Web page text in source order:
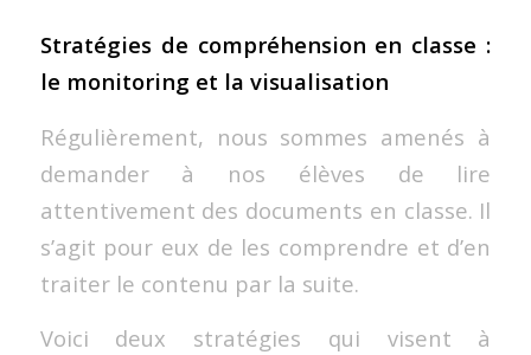
Stratégies de compréhension en classe :
le monitoring et la visualisation
Régulièrement, nous sommes amenés à
demander à nos élèves de lire
attentivement des documents en classe. Il
s’agit pour eux de les comprendre et d’en
traiter le contenu par la suite.
Voici deux stratégies qui visent à